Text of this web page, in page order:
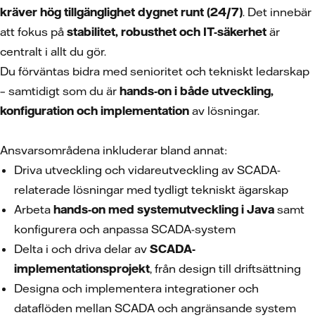
kräver hög tillgänglighet dygnet runt (24/7). Det innebär
att fokus på stabilitet, robusthet och IT-säkerhet är
centralt i allt du gör.
Du förväntas bidra med senioritet och tekniskt ledarskap
– samtidigt som du är hands-on i både utveckling,
konfiguration och implementation av lösningar.
Ansvarsområdena inkluderar bland annat:
Driva utveckling och vidareutveckling av SCADA-
relaterade lösningar med tydligt tekniskt ägarskap
Arbeta hands-on med systemutveckling i Java samt
konfigurera och anpassa SCADA-system
Delta i och driva delar av SCADA-
implementationsprojekt, från design till driftsättning
Designa och implementera integrationer och
dataflöden mellan SCADA och angränsande system